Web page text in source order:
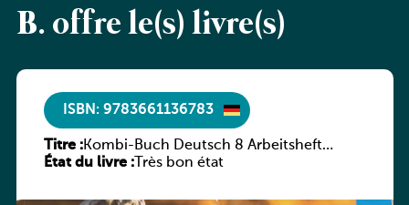
B. offre le(s) livre(s)
ISBN: 9783661136783
Titre :Kombi-Buch Deutsch 8 Arbeitsheft
(Neue Ausgabe Luxemburg)
État du livre :Très bon état